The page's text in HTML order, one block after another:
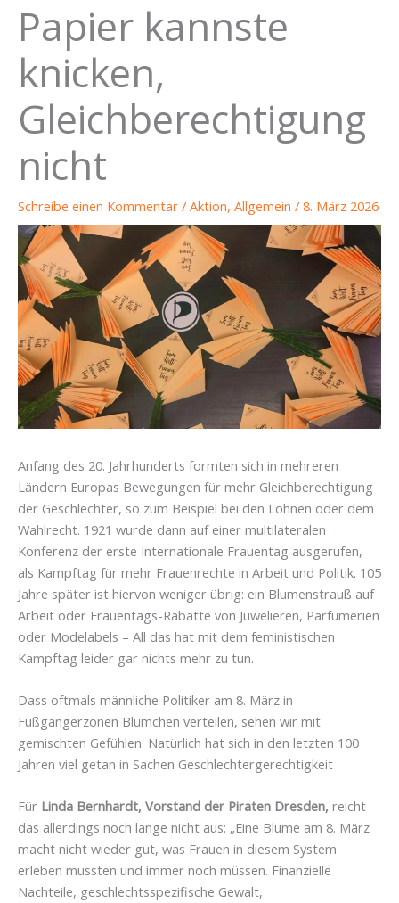
Papier kannste
knicken,
Gleichberechtigung
nicht
Schreibe einen Kommentar / Aktion, Allgemein / 8. März 2026
Anfang des 20. Jahrhunderts formten sich in mehreren
Ländern Europas Bewegungen für mehr Gleichberechtigung
der Geschlechter, so zum Beispiel bei den Löhnen oder dem
Wahlrecht. 1921 wurde dann auf einer multilateralen
Konferenz der erste Internationale Frauentag ausgerufen,
als Kampftag für mehr Frauenrechte in Arbeit und Politik. 105
Jahre später ist hiervon weniger übrig: ein Blumenstrauß auf
Arbeit oder Frauentags-Rabatte von Juwelieren, Parfümerien
oder Modelabels – All das hat mit dem feministischen
Kampftag leider gar nichts mehr zu tun.
Dass oftmals männliche Politiker am 8. März in
Fußgängerzonen Blümchen verteilen, sehen wir mit
gemischten Gefühlen. Natürlich hat sich in den letzten 100
Jahren viel getan in Sachen Geschlechtergerechtigkeit
Für Linda Bernhardt, Vorstand der Piraten Dresden, reicht
das allerdings noch lange nicht aus: „Eine Blume am 8. März
macht nicht wieder gut, was Frauen in diesem System
erleben mussten und immer noch müssen. Finanzielle
Nachteile, geschlechtsspezifische Gewalt,